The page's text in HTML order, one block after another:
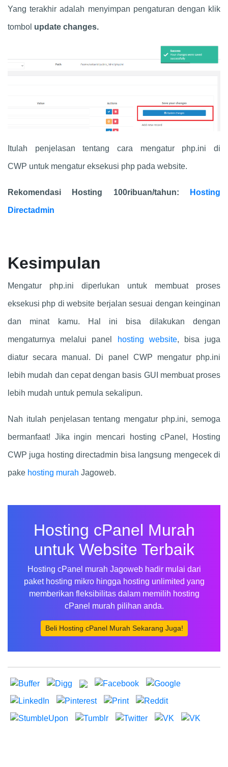
Yang terakhir adalah menyimpan pengaturan dengan klik
tombol update changes.
Itulah penjelasan tentang cara mengatur php.ini di
CWP untuk mengatur eksekusi php pada website.
Rekomendasi Hosting 100ribuan/tahun: Hosting
Directadmin
Kesimpulan
Mengatur php.ini diperlukan untuk membuat proses
eksekusi php di website berjalan sesuai dengan keinginan
dan minat kamu. Hal ini bisa dilakukan dengan
mengaturnya melalui panel hosting website, bisa juga
diatur secara manual. Di panel CWP mengatur php.ini
lebih mudah dan cepat dengan basis GUI membuat proses
lebih mudah untuk pemula sekalipun.
Nah itulah penjelasan tentang mengatur php.ini, semoga
bermanfaat! Jika ingin mencari hosting cPanel, Hosting
CWP juga hosting directadmin bisa langsung mengecek di
pake hosting murah Jagoweb.
Hosting cPanel Murah
untuk Website Terbaik
Hosting cPanel murah Jagoweb hadir mulai dari
paket hosting mikro hingga hosting unlimited yang
memberikan fleksibilitas dalam memilih hosting
cPanel murah pilihan anda.
Beli Hosting cPanel Murah Sekarang Juga!